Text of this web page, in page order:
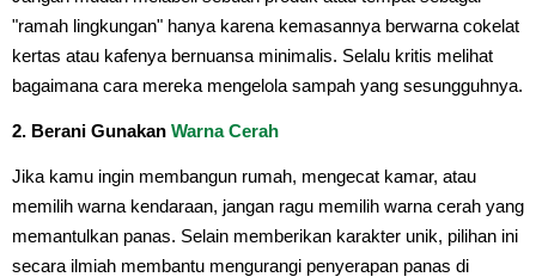
"ramah lingkungan" hanya karena kemasannya berwarna cokelat
kertas atau kafenya bernuansa minimalis. Selalu kritis melihat
bagaimana cara mereka mengelola sampah yang sesungguhnya.
2. Berani Gunakan Warna Cerah
Jika kamu ingin membangun rumah, mengecat kamar, atau
memilih warna kendaraan, jangan ragu memilih warna cerah yang
memantulkan panas. Selain memberikan karakter unik, pilihan ini
secara ilmiah membantu mengurangi penyerapan panas di